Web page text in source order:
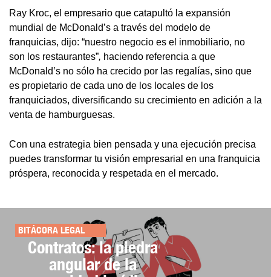
Ray Kroc, el empresario que catapultó la expansión
mundial de McDonald’s a través del modelo de
franquicias, dijo: “nuestro negocio es el inmobiliario, no
son los restaurantes”, haciendo referencia a que
McDonald’s no sólo ha crecido por las regalías, sino que
es propietario de cada uno de los locales de los
franquiciados, diversificando su crecimiento en adición a la
venta de hamburguesas.
Con una estrategia bien pensada y una ejecución precisa
puedes transformar tu visión empresarial en una franquicia
próspera, reconocida y respetada en el mercado.
BITÁCORA LEGAL
Contratos: la piedra
angular de la